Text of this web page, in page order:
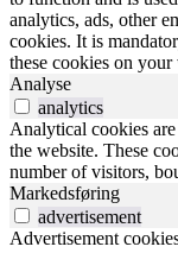
analytics, ads, other
cookies. It is
these cookies on your
Analyse
analytics
Analytical cookies
the website. These
number of visitors,
Markedsføring
advertisement
Advertisement